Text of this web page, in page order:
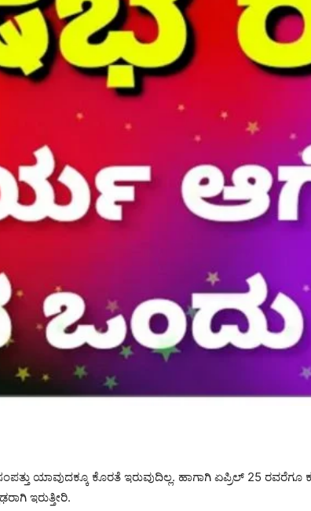
ಯಾವುದಕ್ಕೂ ಕೊರತೆ ಇರುವುದಿಲ್ಲ. ಹಾಗಾಗಿ ಏಪ್ರಿಲ್ 25
ಇರುತ್ತೀರಿ.